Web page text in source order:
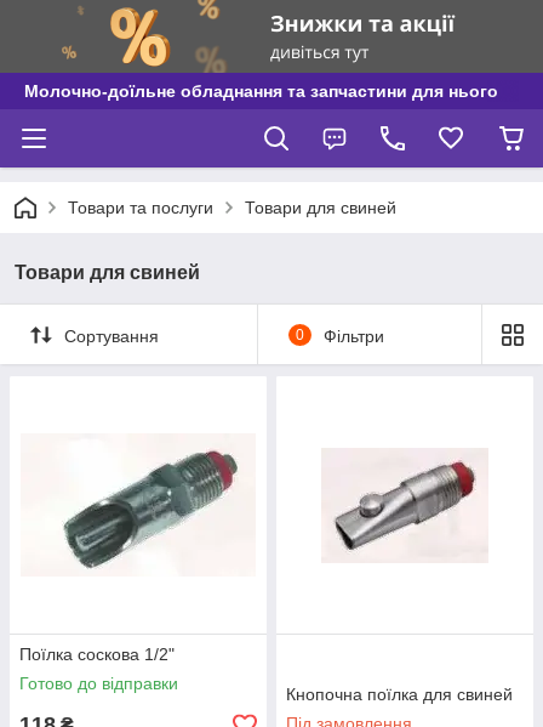
Молочно-доїльне обладнання та запчастини для нього
Товари та послуги Товари для свиней
Товари для свиней
Сортування 0 Фільтри
Поїлка соскова 1/2"
Готово до відправки
Кнопочна поїлка для свиней